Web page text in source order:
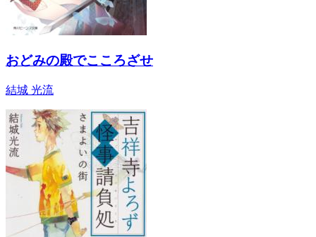
おどみの殿でこころざせ
結城 光流